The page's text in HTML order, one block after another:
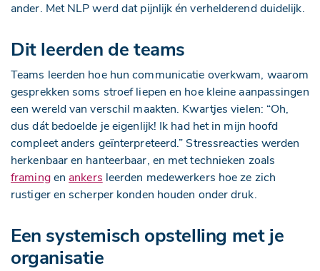
ander. Met NLP werd dat pijnlijk én verhelderend duidelijk.
Dit leerden de teams
Teams leerden hoe hun communicatie overkwam, waarom
gesprekken soms stroef liepen en hoe kleine aanpassingen
een wereld van verschil maakten. Kwartjes vielen: “Oh,
dus dát bedoelde je eigenlijk! Ik had het in mijn hoofd
compleet anders geïnterpreteerd.” Stressreacties werden
herkenbaar en hanteerbaar, en met technieken zoals
framingen ankers leerden medewerkers hoe ze zich
rustiger en scherper konden houden onder druk.
Een systemisch opstelling met je
organisatie